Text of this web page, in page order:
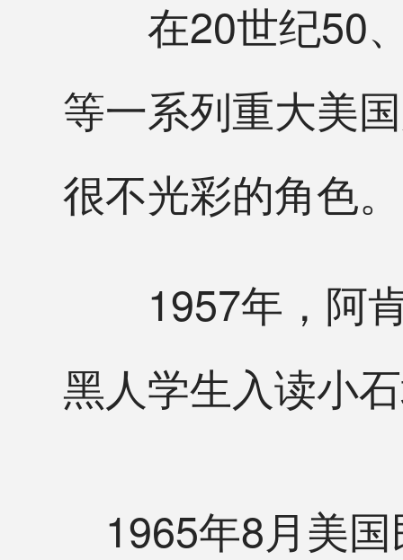
在20世纪50、
等一系列重大美
很不光彩的角色。
1957年，阿肯
黑人学生入读小
1965年8月美